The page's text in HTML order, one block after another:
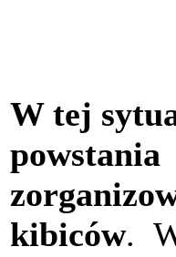
W tej
kibiców.